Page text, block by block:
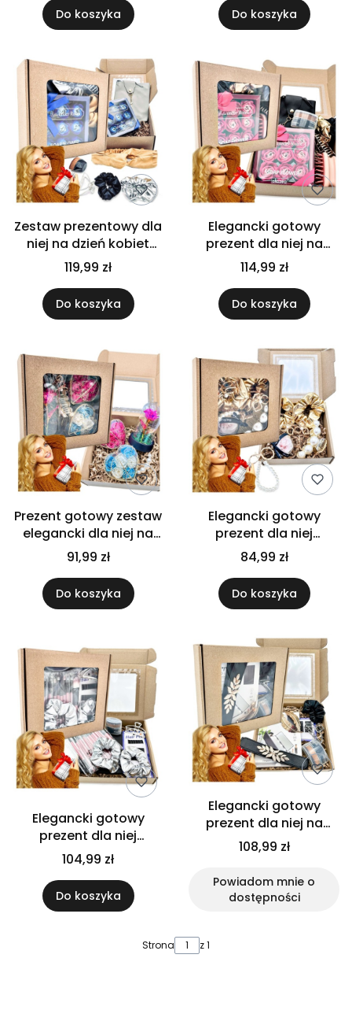
kobiet prezent dla niej
Do koszyka Do koszyka
Zestaw prezentowy dla
niej na dzień kobiet
gotowy premium na
walentynki urodziny
119,99 zł
Do koszyka
Elegancki gotowy
prezent dla niej na
dzień kobiet premium
flower box z torebką i
dodatki dzień kobiet
114,99 zł
Do koszyka
Prezent gotowy zestaw
elegancki dla niej na
dzień kobiet flower box
róża
91,99 zł
Do koszyka
Elegancki gotowy
prezent dla niej
premium dodatki do
włosów i brelok z
wieczną różą na dzień
kobiet prezent dla niej
84,99 zł
Do koszyka
Elegancki gotowy
prezent dla niej
premium zestaw
beauty akcesoria na
walentynki dzień kobiet
prezent
104,99 zł
Do koszyka
Elegancki gotowy
prezent dla niej na
dzień kobiet zestaw
premium akcesoria i
dodatki na walentynki
108,99 zł
Powiadom mnie o
dostępności
Strona z 1